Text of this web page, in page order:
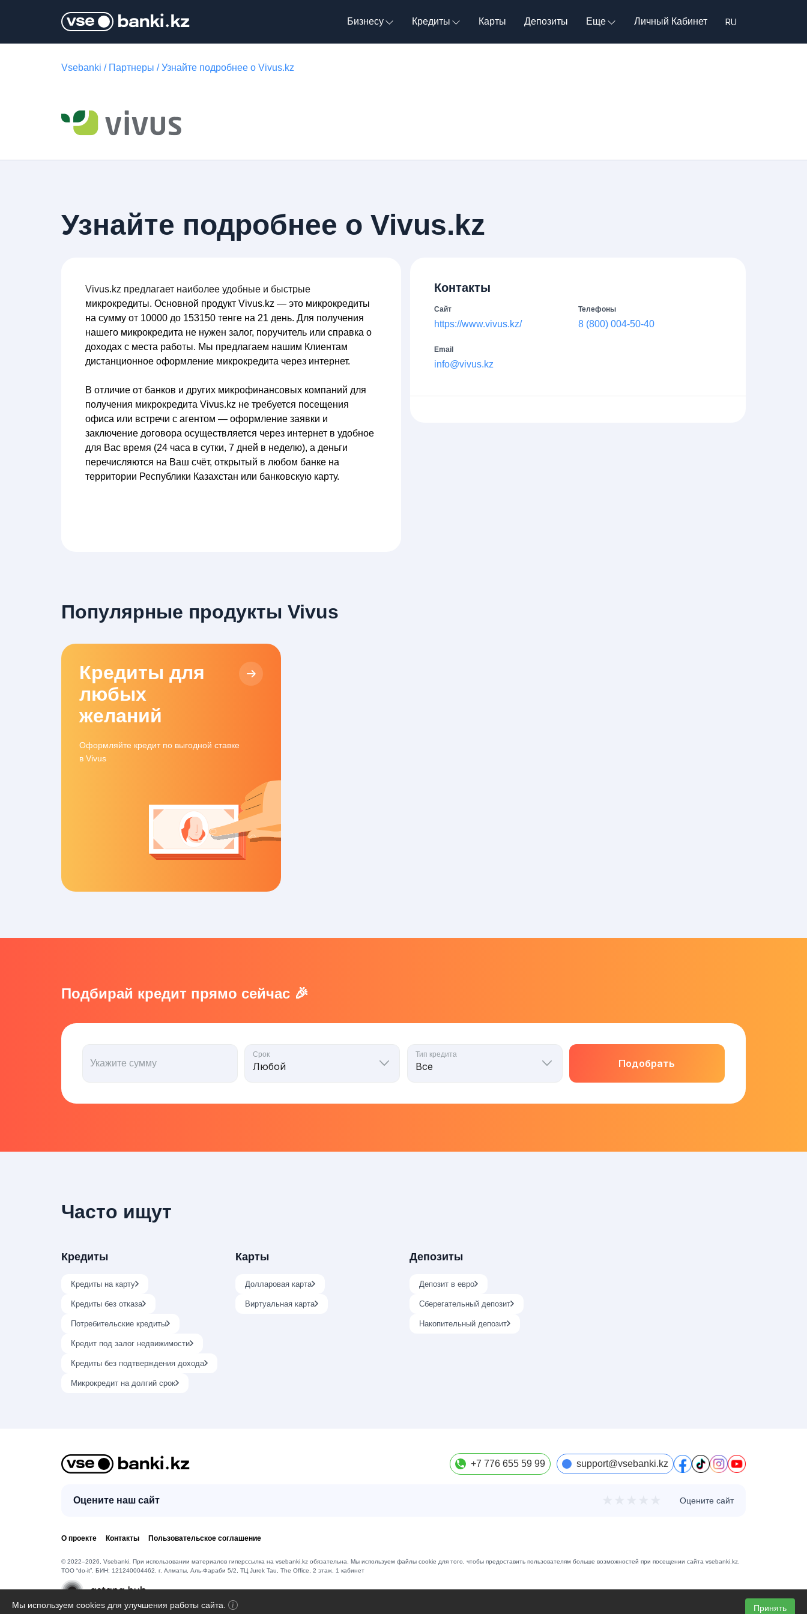
Бизнесу Кредиты Карты Депозиты Еще Личный Кабинет
Vsebanki / Партнеры /Узнайте подробнее о Vivus.kz
Узнайте подробнее о Vivus.kz
Vivus.kz предлагает наиболее удобные и быстрые
микрокредиты. Основной продукт Vivus.kz — это микрокредиты
на сумму от 10000 до 153150 тенге на 21 день. Для получения
нашего микрокредита не нужен залог, поручитель или справка о
доходах с места работы. Мы предлагаем нашим Клиентам
дистанционное оформление микрокредита через интернет.
В отличие от банков и других микрофинансовых компаний для
получения микрокредита Vivus.kz не требуется посещения
офиса или встречи с агентом — оформление заявки и
заключение договора осуществляется через интернет в удобное
для Вас время (24 часа в сутки, 7 дней в неделю), а деньги
перечисляются на Ваш счёт, открытый в любом банке на
территории Республики Казахстан или банковскую карту.
Контакты
Сайт
https://www.vivus.kz/
Телефоны
8 (800) 004-50-40
Email
info@vivus.kz
Популярные продукты Vivus
Кредиты для
любых
желаний
Оформляйте кредит по выгодной ставке
в Vivus
Подбирай кредит прямо сейчас 🎉
Укажите сумму
Срок Тип кредита
Подобрать
Часто ищут
Кредиты
Кредиты на карту
Кредиты без отказа
Потребительские кредиты
Кредит под залог недвижимости
Кредиты без подтверждения дохода
Микрокредит на долгий срок
Карты
Долларовая карта
Виртуальная карта
Депозиты
Депозит в евро
Сберегательный депозит
Накопительный депозит
+7 776 655 59 99 support@vsebanki.kz
Оцените наш сайт Оцените сайт
О проекте Контакты Пользовательское соглашение
© 2022–2026, Vsebanki. При использовании материалов гиперссылка на vsebanki.kz обязательна. Мы используем файлы cookie для того, чтобы предоставить пользователям больше возможностей при посещении сайта vsebanki.kz.
TOO “do-it”. БИН: 121240004462. г. Алматы, ​Аль-Фараби 5/2, ТЦ Jurek Tau, The Office, 2 этаж, 1 кабинет
Мы используем cookies для улучшения работы сайта. Принять